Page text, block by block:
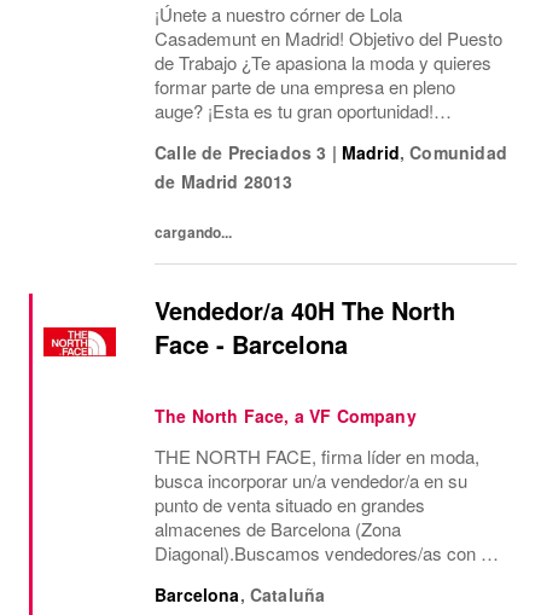
¡Únete a nuestro córner de Lola
Casademunt en Madrid! Objetivo del Puesto
de Trabajo ¿Te apasiona la moda y quieres
formar parte de una empresa en pleno
auge? ¡Esta es tu gran oportunidad!
para nuestro córner en El Corte Inglés de
Preciados. Tu papel será...
Calle de Preciados 3 | Madrid,Comunidad
de Madrid 28013
cargando...
Vendedor/a 40H The North
Face - Barcelona
The North Face, a VF Company
THE NORTH FACE, firma líder en moda,
busca incorporar un/a vendedor/a en su
punto de venta situado en grandes
almacenes de Barcelona (Zona
Diagonal).Buscamos vendedores/as con al
moda, consecución de objetivos
Barcelona, Cataluña